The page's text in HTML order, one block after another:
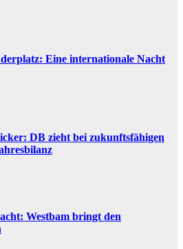
Eine internationale Nacht
DB zieht bei zukunftsfähigen
Westbam bringt den